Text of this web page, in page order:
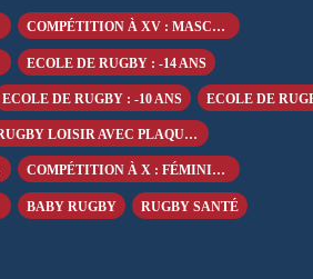
COMPÉTITION À XV : MASCULIN -19 ANS
ECOLE DE RUGBY : -14 ANS
ECOLE DE RUGBY : -10 ANS ECOLE DE
RUGBY LOISIR AVEC PLAQUAGE
COMPÉTITION À X : FÉMININ +18 ANS
BABY RUGBY RUGBY SANTÉ